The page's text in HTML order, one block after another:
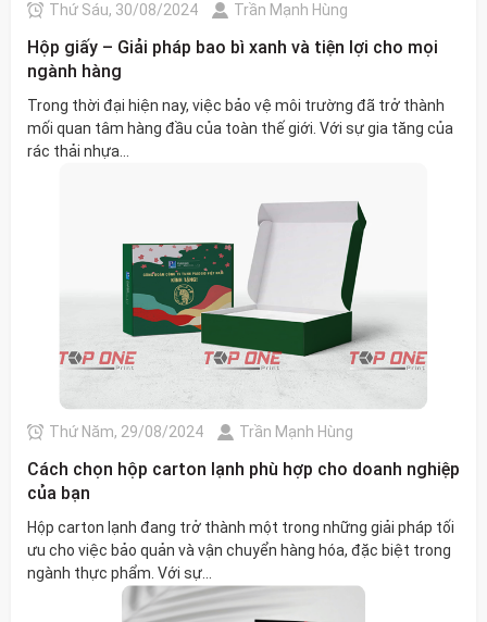
Thứ Sáu, 30/08/2024 Trần Mạnh Hùng
Hộp giấy – Giải pháp bao bì xanh và tiện lợi cho mọi
ngành hàng
Trong thời đại hiện nay, việc bảo vệ môi trường đã trở thành
mối quan tâm hàng đầu của toàn thế giới. Với sự gia tăng của
rác thải nhựa...
Thứ Năm, 29/08/2024 Trần Mạnh Hùng
Cách chọn hộp carton lạnh phù hợp cho doanh nghiệp
của bạn
Hộp carton lạnh đang trở thành một trong những giải pháp tối
ưu cho việc bảo quản và vận chuyển hàng hóa, đặc biệt trong
ngành thực phẩm. Với sự...